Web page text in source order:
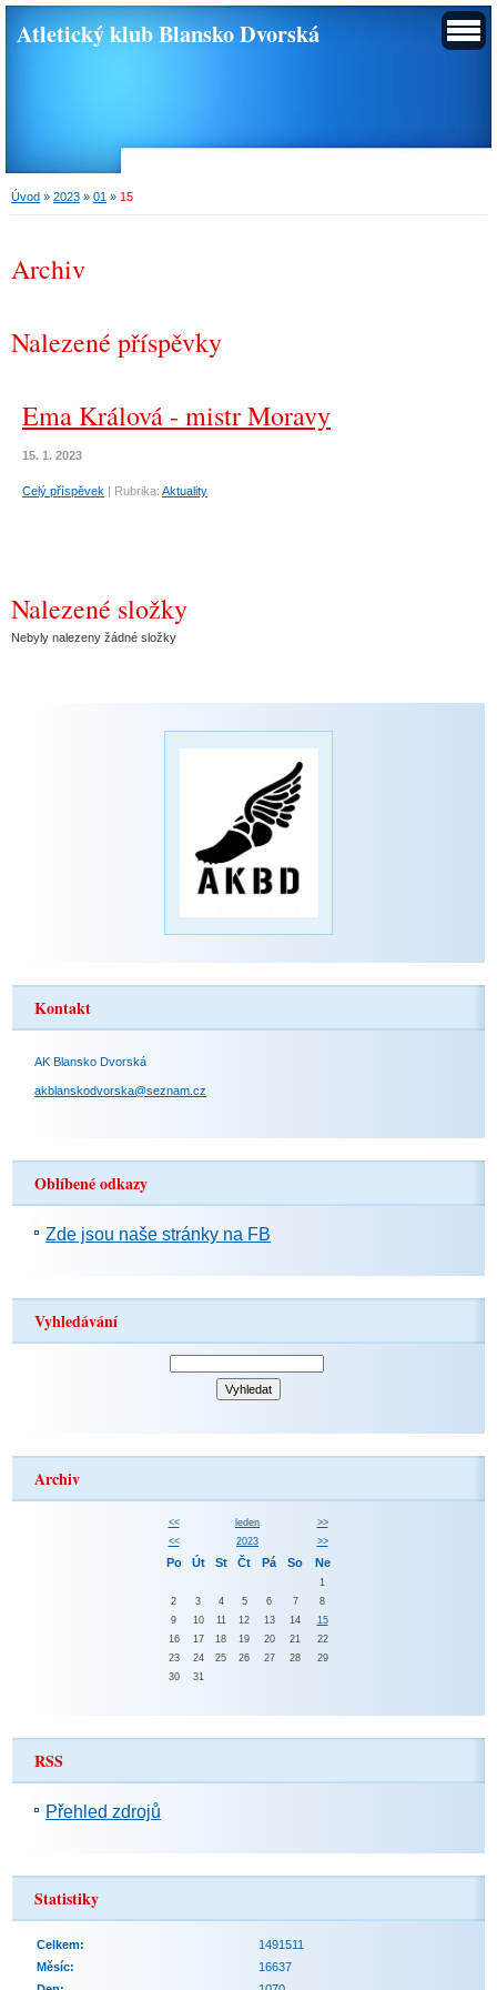
Atletický klub Blansko Dvorská
Úvod » 2023 » 01 » 15
Archiv
Nalezené příspěvky
Ema Králová - mistr Moravy
15. 1. 2023
Celý příspěvek | Rubrika: Aktuality
Nalezené složky
Nebyly nalezeny žádné složky
Kontakt
AK Blansko Dvorská
akblanskodvorska@seznam.cz
Oblíbené odkazy
Zde jsou naše stránky na FB
Vyhledávání
Archiv
<< leden
>>
<<
2023 >>
Po Út St Čt Pá So Ne
1
2
3 4 5 6 7
8
9
10 11 12 13 14
15
16
17 18 19 20 21
22
23
24 25 26 27 28
29
30
31
RSS
Přehled zdrojů
Statistiky
Celkem:
1491511
Měsíc:
16637